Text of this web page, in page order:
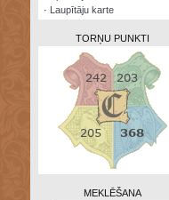
· Laupītāju karte
TORŅU PUNKTI
MEKLĒŠANA